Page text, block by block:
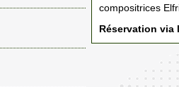
compositrices
Réservation via